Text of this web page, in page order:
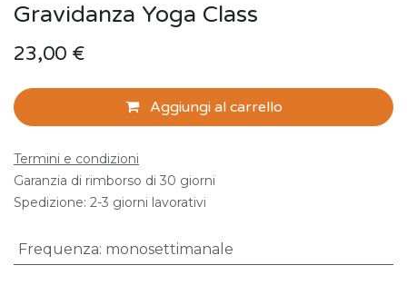
Gravidanza Yoga Class
23,00 €
Aggiungi al carrello
Termini e condizioni
Garanzia di rimborso di 30 giorni
Spedizione: 2-3 giorni lavorativi
Frequenza: monosettimanale